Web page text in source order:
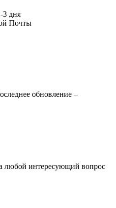
3 дня
Почты
обновление –
любой интересующий вопрос